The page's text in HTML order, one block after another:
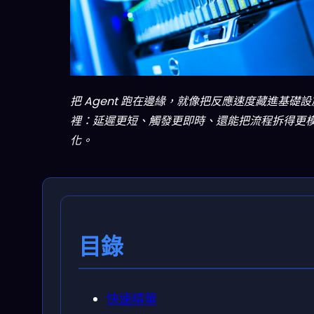
把 Agent 跑在邊緣，就像把反應速度藏進基礎設
裡：延遲更短、觸發更即時、還能把流程拆得更
化。
目錄
快速精華